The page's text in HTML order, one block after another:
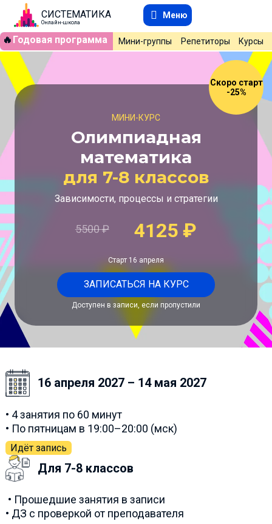
СИСТЕМАТИКА
Онлайн-школа
Меню
🔥 Годовая программа Мини-группы Репетиторы Курсы
Скоро старт
-25%
МИНИ-КУРС
Олимпиадная
математика
для 7-8 классов
Зависимости, процессы и стратегии
5500₽ 4125 ₽
Старт 16 апреля
ЗАПИСАТЬСЯ НА КУРС
Доступен в записи, если пропустили
16 апреля 2027 – 14 мая 2027
• 4 занятия по 60 минут
• По пятницам в 19:00–20:00 (мск)
Идёт запись
Для 7-8 классов
• Прошедшие занятия в записи
• ДЗ с проверкой от преподавателя